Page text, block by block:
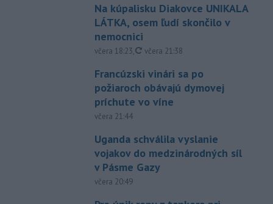
Na kúpalisku Diakovce UNIKALA
LÁTKA, osem ľudí skončilo v
nemocnici
včera 18:23, aktualizované
včera 21:38
Francúzski vinári sa po
požiaroch obávajú dymovej
príchute vo víne
včera 21:44
Uganda schválila vyslanie
vojakov do medzinárodných síl
v Pásme Gazy
včera 20:49